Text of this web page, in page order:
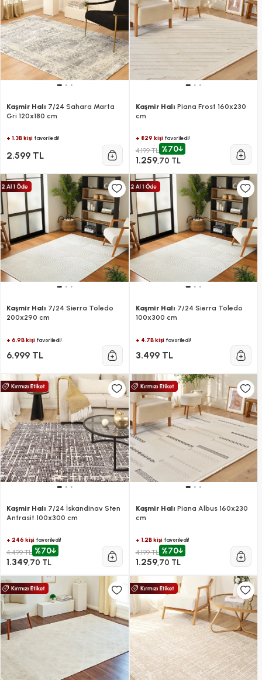
Kaşmir Halı 7/24 Sahara Marta
Gri 120x180 cm
+ 1.3B kişi favoriledi!
2.599 TL
Kaşmir Halı Piana Frost 160x230
cm
+ 829 kişifavoriledi!
4.199 TL %70
1.259,70 TL
Kaşmir Halı 7/24 Sierra Toledo
200x290 cm
+ 6.9B kişi favoriledi!
6.999 TL
Kaşmir Halı 7/24 Sierra Toledo
100x300 cm
+ 4.7B kişifavoriledi!
3.499 TL
Kaşmir Halı 7/24 İskandinav Sten
Antrasit 100x300 cm
+ 246 kişi favoriledi!
4.499 TL %70
1.349,70 TL
Kaşmir Halı Piana Albus 160x230
cm
+ 1.2B kişifavoriledi!
4.199 TL %70
1.259,70 TL